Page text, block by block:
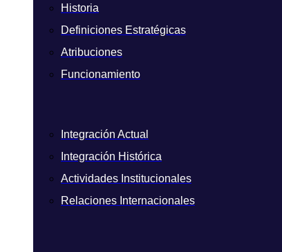
Historia
Definiciones Estratégicas
Atribuciones
Funcionamiento
Integración Actual
Integración Histórica
Actividades Institucionales
Relaciones Internacionales